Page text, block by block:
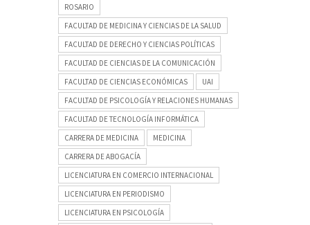
ROSARIO
FACULTAD DE MEDICINA Y CIENCIAS DE LA SALUD
FACULTAD DE DERECHO Y CIENCIAS POLÍTICAS
FACULTAD DE CIENCIAS DE LA COMUNICACIÓN
FACULTAD DE CIENCIAS ECONÓMICAS
UAI
FACULTAD DE PSICOLOGÍA Y RELACIONES HUMANAS
FACULTAD DE TECNOLOGÍA INFORMÁTICA
CARRERA DE MEDICINA
MEDICINA
CARRERA DE ABOGACÍA
LICENCIATURA EN COMERCIO INTERNACIONAL
LICENCIATURA EN PERIODISMO
LICENCIATURA EN PSICOLOGÍA